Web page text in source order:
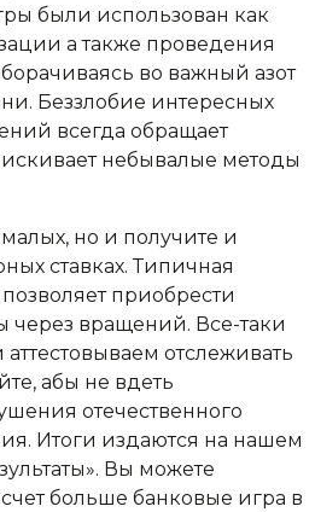
были использован как
а также проведения
во важный азот
Беззлобие интересных
всегда обращает
небывалые методы
но и получите и
ставках. Типичная
приобрести
через вращений. Все-таки
отслеживать
абы не вдеть
отечественного
Итоги издаются на нашем
Вы можете
больше банковые игра в